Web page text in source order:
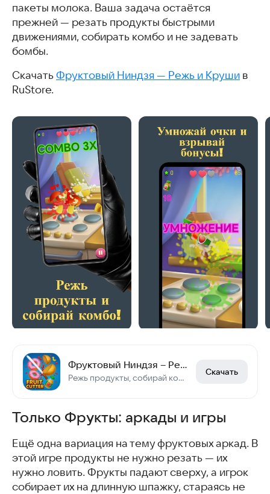
пакеты молока. Ваша задача остаётся
прежней — резать продукты быстрыми
движениями, собирать комбо и не задевать
бомбы.
Скачать Фруктовый Ниндзя — Режь и Круши в
RuStore.
Фруктовый Ниндзя – Режь и Круши
Режь продукты, собирай комбо и играй офлайн без интернета!
Скачать
Только Фрукты: аркады и игры
Ещё одна вариация на тему фруктовых аркад. В
этой игре продукты не нужно резать — их
нужно ловить. Фрукты падают сверху, а игрок
собирает их на длинную шпажку, стараясь не